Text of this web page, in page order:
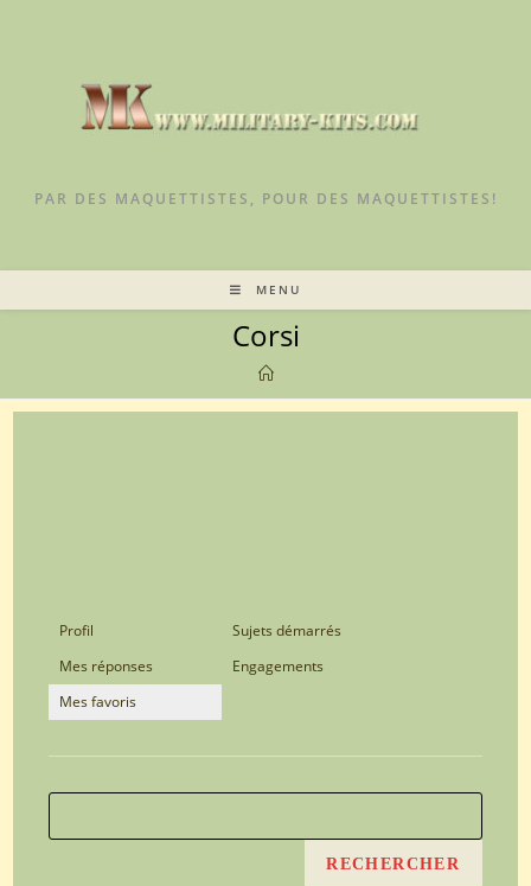
PAR DES MAQUETTISTES, POUR DES MAQUETTISTES!
MENU
Corsi
Profil
Sujets démarrés
Mes réponses
Engagements
Mes favoris